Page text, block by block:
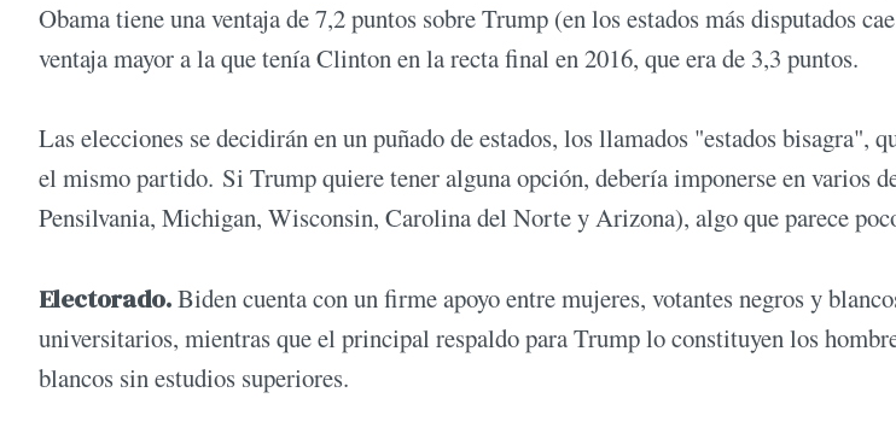
Obama tiene una ventaja de 7,2 puntos sobre Trump (en los estados más disputados
ventaja mayor a la que tenía Clinton en la recta final en 2016, que era de 3,3 puntos.
Las elecciones se decidirán en un puñado de estados, los llamados "estados bisagra",
el mismo partido. Si Trump quiere tener alguna opción, debería imponerse en varios
Pensilvania, Michigan, Wisconsin, Carolina del Norte y Arizona), algo que parece
Electorado.Biden cuenta con un firme apoyo entre mujeres, votantes negros y
universitarios, mientras que el principal respaldo para Trump lo constituyen los
blancos sin estudios superiores.